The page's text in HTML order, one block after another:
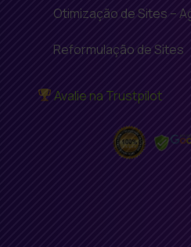
Otimização de Sites –
Reformulação de Sites
Avalie na Trustpilot